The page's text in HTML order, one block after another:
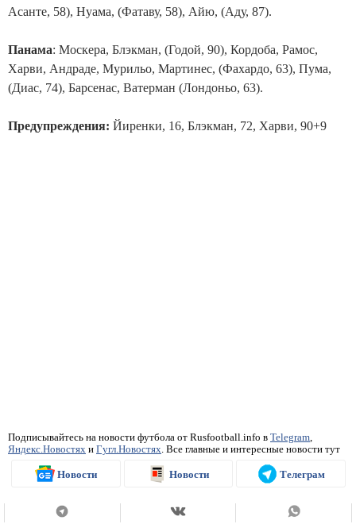
Асанте, 58), Нуама, (Фатаву, 58), Айю, (Аду, 87).
Панама: Москера, Блэкман, (Годой, 90), Кордоба, Рамос,
Харви, Андраде, Мурильо, Мартинес, (Фахардо, 63), Пума,
(Диас, 74), Барсенас, Ватерман (Лондоньо, 63).
Предупреждения: Йиренки, 16, Блэкман, 72, Харви, 90+9
Подписывайтесь на новости футбола от Rusfootball.info в Telegram
Яндекс.Новостях и Гугл.Новостях . Все главные и интересные новости тут
Новости Новости Телеграм